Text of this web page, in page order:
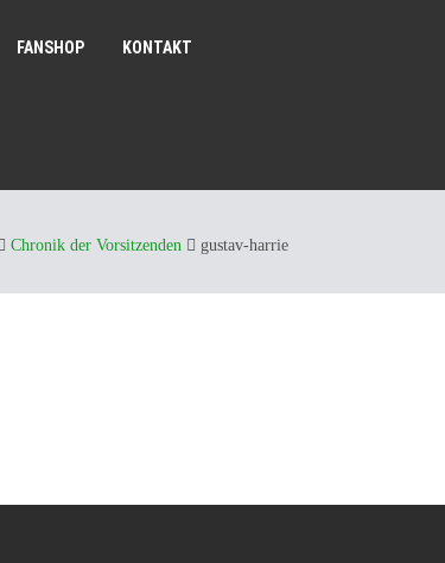
FANSHOP KONTAKT
Chronik der Vorsitzenden gustav-harrie